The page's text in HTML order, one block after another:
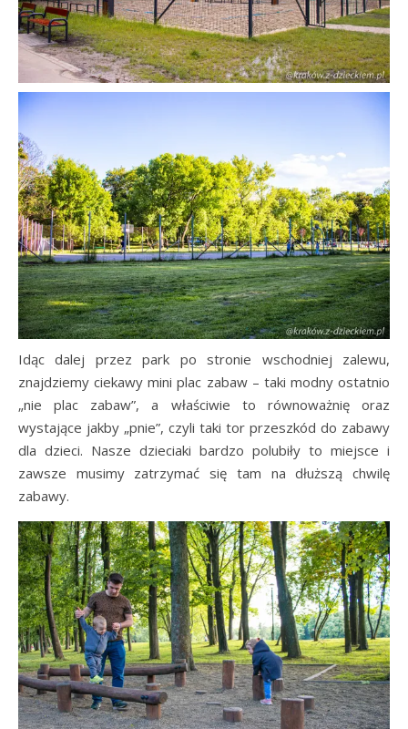
Idąc dalej przez park po stronie wschodniej zalewu,
znajdziemy ciekawy mini plac zabaw – taki modny ostatnio
„nie plac zabaw”, a właściwie to równoważnię oraz
wystające jakby „pnie”, czyli taki tor przeszkód do zabawy
dla dzieci. Nasze dzieciaki bardzo polubiły to miejsce i
zawsze musimy zatrzymać się tam na dłuższą chwilę
zabawy.